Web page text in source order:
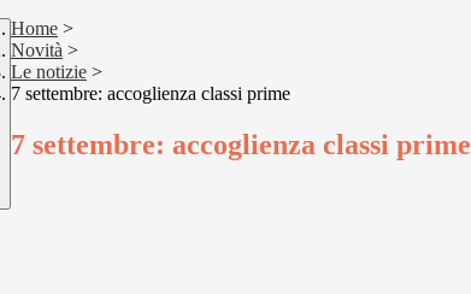
Home >
Novità >
Le notizie >
7 settembre: accoglienza classi prime
7 settembre: accoglienza classi prime